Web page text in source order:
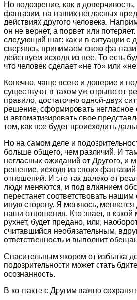
Но подозрение, как и доверчивость,
фантазии, на наших негласных
действиях другого человека.
он не вернет, а порвет или
следующий шаг: как и в ситуации с
сверяясь, принимаем свою
действуем исходя из нее. То есть
что человек сделает «не то» или «не
Конечно, чаще всего и доверие и
существуют в таком уж отрыве от
правило, достаточно одной-двух
решение, сформировать негласное
и автоматизировать свое
том, как все будет происходить
Но на самом деле и
больше общего, чем различий. И
негласных ожиданий от Другого, и
решение, исходя из своих
отношений. И это так далеко от
люди меняются, и под влиянием
перестанет соответствовать
иную сторону. Я меняюсь, меняется
наши отношения. Кто знает, в
рухнет, будет предано, или,
считавшийся необязательным,
ответственность и выполнит
Спасительным якорем от избытка
подозрительности может стать
осознанность.
В контакте с Другим важно